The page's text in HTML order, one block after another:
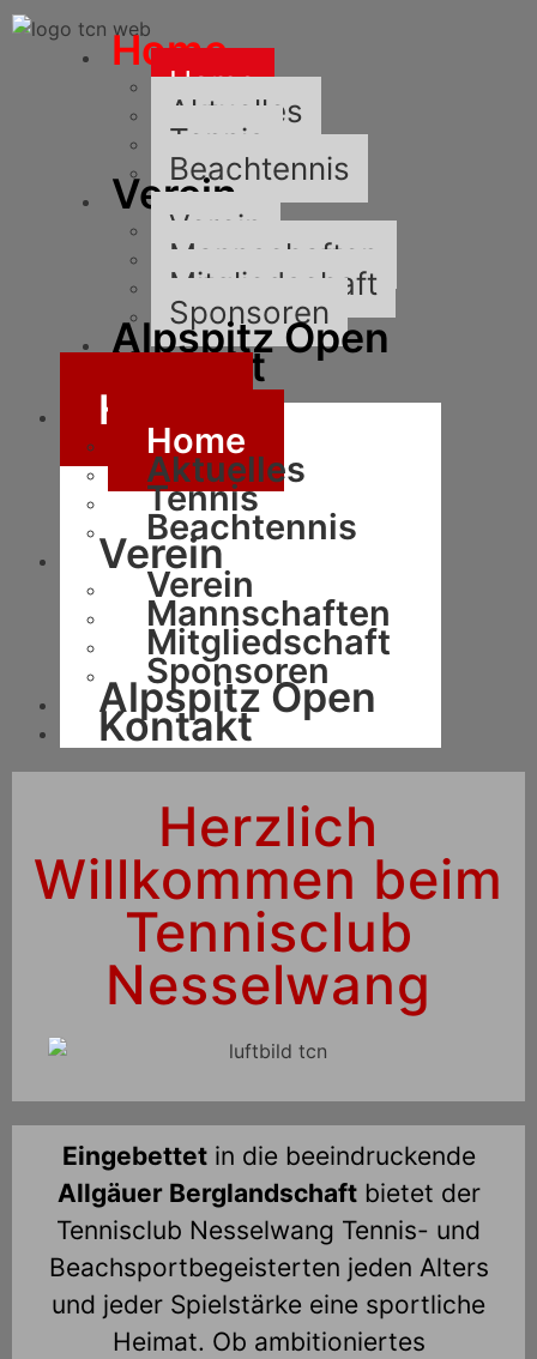
Home
Home
Aktuelles
Tennis
Beachtennis
Verein
Verein
Mannschaften
Mitgliedschaft
Sponsoren
Alpspitz Open
Kontakt
Home
Home
Aktuelles
Tennis
Beachtennis
Verein
Verein
Mannschaften
Mitgliedschaft
Sponsoren
Alpspitz Open
Kontakt
Herzlich
Willkommen beim
Tennisclub
Nesselwang
Eingebettetin die beeindruckende
Allgäuer Berglandschaftbietet der
Tennisclub Nesselwang Tennis- und
Beachsportbegeisterten jeden Alters
und jeder Spielstärke eine sportliche
Heimat. Ob ambitioniertes